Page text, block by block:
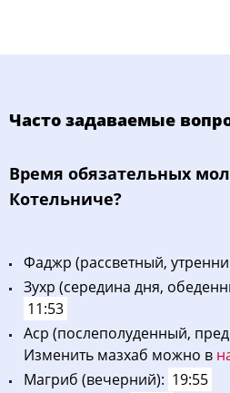
Часто задаваемые
Bpeмя oбязaтeльных
Котельниче?
Фaджp (рассветный,
Зухp (середина дня,
11:53
Acp (послеполуденный,
Изменить мазхаб можно в
Maгриб (вечерний): 19:55